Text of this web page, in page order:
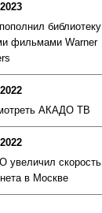
библиотеку
фильмами Warner
АКАДО ТВ
увеличил скорость
в Москве